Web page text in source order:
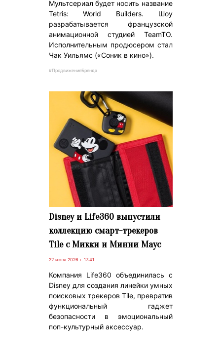
Мультсериал будет носить название
Tetris: World Builders. Шоу
разрабатывается французской
анимационной студией TeamTO.
Исполнительным продюсером стал
Чак Уильямс («Соник в кино»).
#ПродвижениеБренда
Disney и Life360 выпустили
коллекцию смарт-трекеров
Tile с Микки и Минни Маус
22 июля 2026 г. 17:41
Компания Life360 объединилась с
Disney для создания линейки умных
поисковых трекеров Tile, превратив
функциональный гаджет
безопасности в эмоциональный
поп-культурный аксессуар.